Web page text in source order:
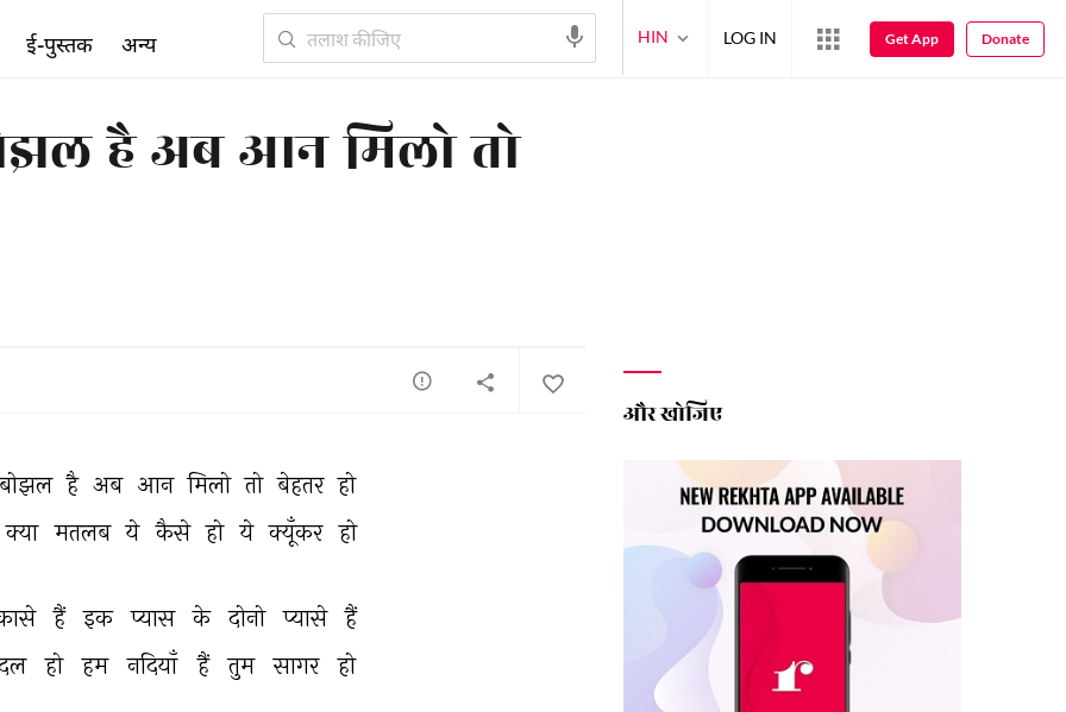
है अब आन मिलो तो
है अब आन मिलो तो बेहतर हो
क्या मतलब ये कैसे हो ये क्यूँकर हो
हैं इक प्यास के दोनो प्यासे हैं
हो हम नदियाँ हैं तुम सागर हो
और खोजिए
ई-पुस्तक अन्य HIN LOG IN Get App Donate